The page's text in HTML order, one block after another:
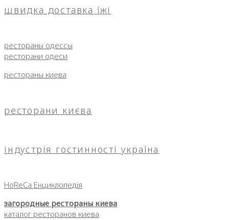
швидка доставка їжі
рестораны одессы
ресторани одеси
рестораны киева
ресторани києва
індустрія гостинності україна
HoReCa Енциклопедія
загородные рестораны киева
каталог ресторанов киева